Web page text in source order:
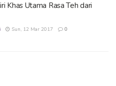
Khas Utama Rasa Teh dari
Sun, 12 Mar 2017 0